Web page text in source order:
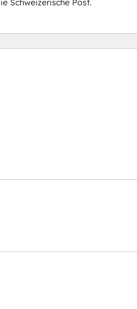
Schweizerische Post.